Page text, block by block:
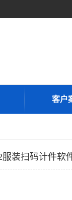
客户
装扫码计件软